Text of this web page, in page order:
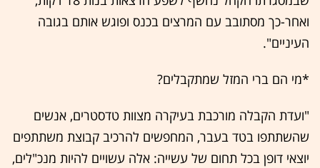
ואחר-כך מסתובב עם המרצים בכנס ופוגש אותם בגובה
העיניים".
*מי הם ברי המזל שמתקבלים?
"ועדת הקבלה מורכבת בעיקרה מצוות טדסטרים, אנשים
שהשתתפו בטד בעבר, המחפשים להרכיב קבוצת משתתפים
יוצאי דופן בכל תחום של עשייה: אלה עשויים להיות מנכ"לים,